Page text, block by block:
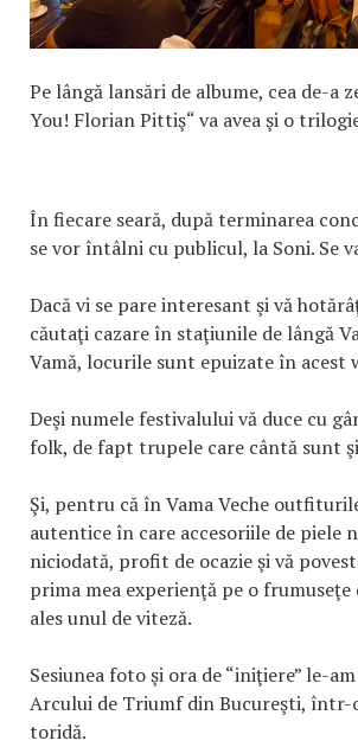
Pe lângă lansări de albume, cea de-a
You! Florian Pittiş“ va avea şi o
În fiecare seară, după terminarea
se vor întâlni cu publicul, la Soni. Se
Dacă vi se pare interesant şi vă
căutaţi cazare în staţiunile de lângă
Vamă, locurile sunt epuizate în acest
Deşi numele festivalului vă duce cu
folk, de fapt trupele care cântă sunt
Şi, pentru că în Vama Veche
autentice în care accesoriile de piele
niciodată, profit de ocazie şi vă
prima mea experienţă pe o frumuseţe
ales unul de viteză.
Sesiunea foto şi ora de “iniţiere” le-
Arcului de Triumf din Bucureşti, într-
toridă.